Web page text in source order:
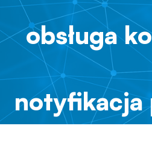
obsługa
notyfikacja